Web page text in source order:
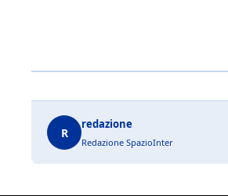
R
redazione
Redazione SpazioInter